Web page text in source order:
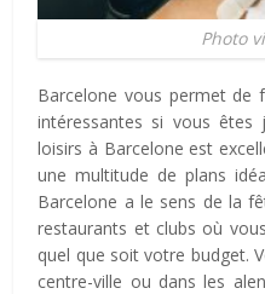
Photo
Barcelone vous permet de
intéressantes si vous êtes
loisirs à Barcelone est
une multitude de plans
Barcelone a le sens de la
restaurants et clubs où
quel que soit votre budget.
centre-ville ou dans les